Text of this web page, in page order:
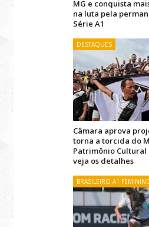
MG e conquista
na luta pela
Série A1
DESTAQUES
Câmara aprova
torna a torcida do
Patrimônio Cultural
veja os detalhes
BRASILEIRO A1